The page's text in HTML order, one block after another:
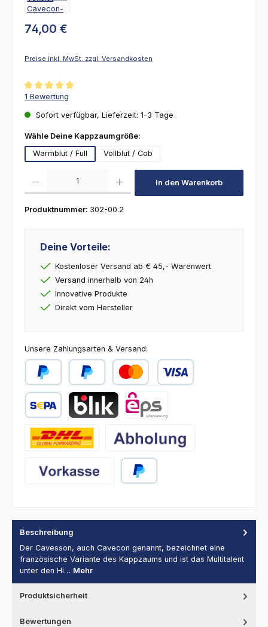
74,00 €
Preise inkl. MwSt. zzgl. Versandkosten
Durchschnittliche Bewertung von 5 von 5 Sternen
1 Bewertung
Sofort verfügbar, Lieferzeit: 1-3 Tage
Wähle Deine Kappzaumgröße:
Warmblut / Full
Vollblut / Cob
In den Warenkorb
Produktnummer: 302-00.2
Deine Vorteile:
Kostenloser Versand ab € 45,- Warenwert
Versand innerhalb von 24h
Innovative Produkte
Direkt vom Hersteller
Unsere Zahlungsarten & Versand:
PayPal Später BezahlenKredit- oder Debitkarte
Abholung
Beschreibung
Der Cavesson, auch Cavecon genannt, bezeichnet eine
französische Variante des Kappzaums und ist das Multitalent
unter den Hi… Mehr
Produktsicherheit
Bewertungen